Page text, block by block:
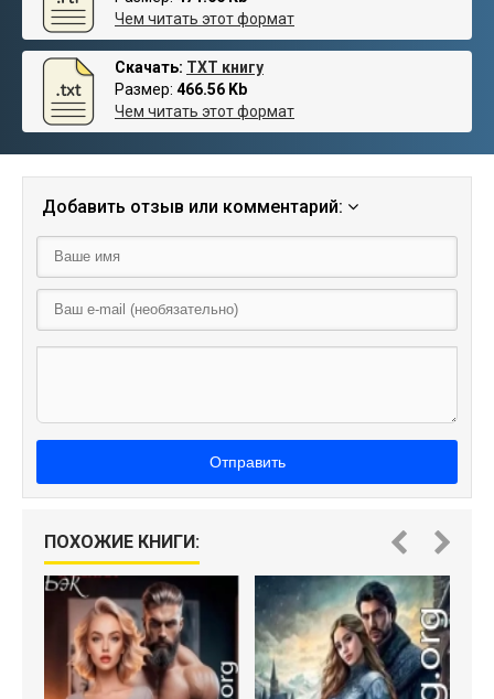
Чем читать этот формат
Скачать: TXT книгу
Размер: 466.56 Kb
Чем читать этот формат
Добавить отзыв или комментарий:
Отправить
ПОХОЖИЕ КНИГИ: